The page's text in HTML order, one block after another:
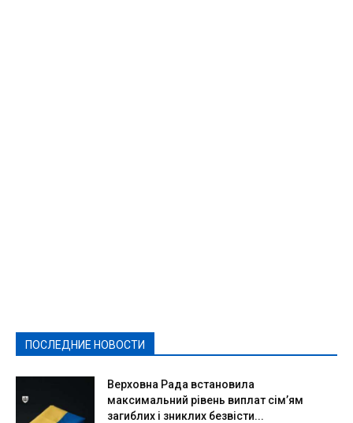
ПОСЛЕДНИЕ НОВОСТИ
Верховна Рада встановила
максимальний рівень виплат сім’ям
загиблих і зниклих безвісти...